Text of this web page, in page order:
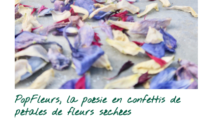
PopFleurs, la poésie en confettis de
pétales de fleurs séchées